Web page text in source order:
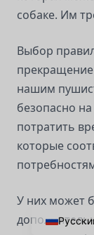
собаке. Им
Выбор
прекращение
нашим
безопасно
потратить
которые
У них может